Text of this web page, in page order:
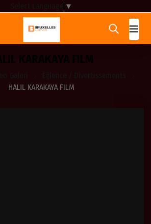
▼
KARAKAYA FILM
HALIL KARAKAYA FILM